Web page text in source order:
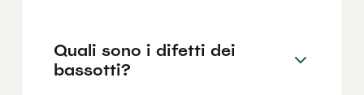
Quali sono i difetti dei
bassotti?